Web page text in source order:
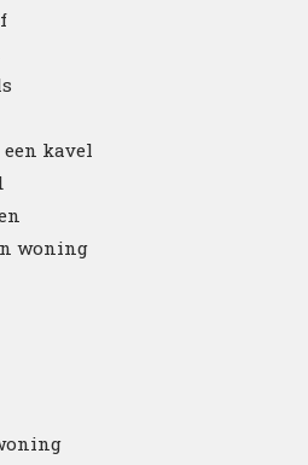
kavel
woning